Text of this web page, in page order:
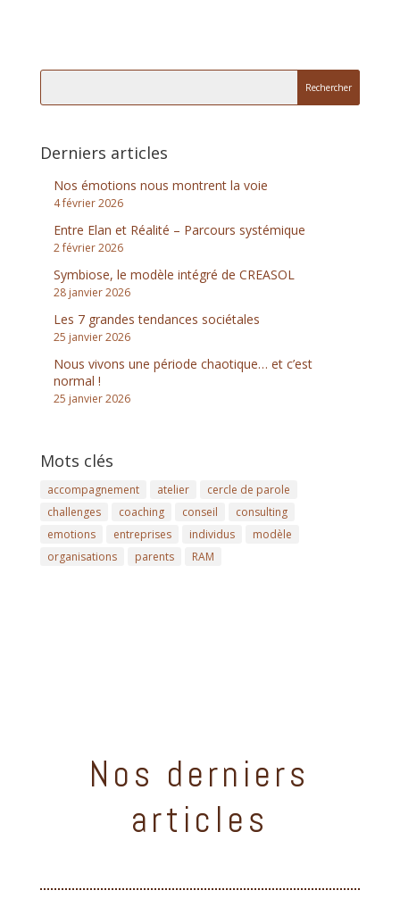
Derniers articles
Nos émotions nous montrent la voie
4 février 2026
Entre Elan et Réalité – Parcours systémique
2 février 2026
Symbiose, le modèle intégré de CREASOL
28 janvier 2026
Les 7 grandes tendances sociétales
25 janvier 2026
Nous vivons une période chaotique… et c’est
normal !
25 janvier 2026
Mots clés
accompagnement atelier
cercle de parole
challenges
coaching conseil
consulting
emotions
entreprises individus
modèle
organisations
parents RAM
Nos derniers
articles